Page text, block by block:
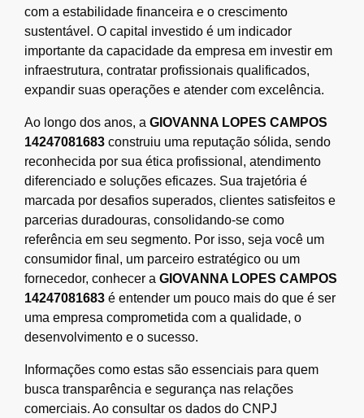
com a estabilidade financeira e o crescimento
sustentável. O capital investido é um indicador
importante da capacidade da empresa em investir em
infraestrutura, contratar profissionais qualificados,
expandir suas operações e atender com excelência.
Ao longo dos anos, a GIOVANNA LOPES CAMPOS
14247081683 construiu uma reputação sólida, sendo
reconhecida por sua ética profissional, atendimento
diferenciado e soluções eficazes. Sua trajetória é
marcada por desafios superados, clientes satisfeitos e
parcerias duradouras, consolidando-se como
referência em seu segmento. Por isso, seja você um
consumidor final, um parceiro estratégico ou um
fornecedor, conhecer a GIOVANNA LOPES CAMPOS
14247081683 é entender um pouco mais do que é ser
uma empresa comprometida com a qualidade, o
desenvolvimento e o sucesso.
Informações como estas são essenciais para quem
busca transparência e segurança nas relações
comerciais. Ao consultar os dados do CNPJ